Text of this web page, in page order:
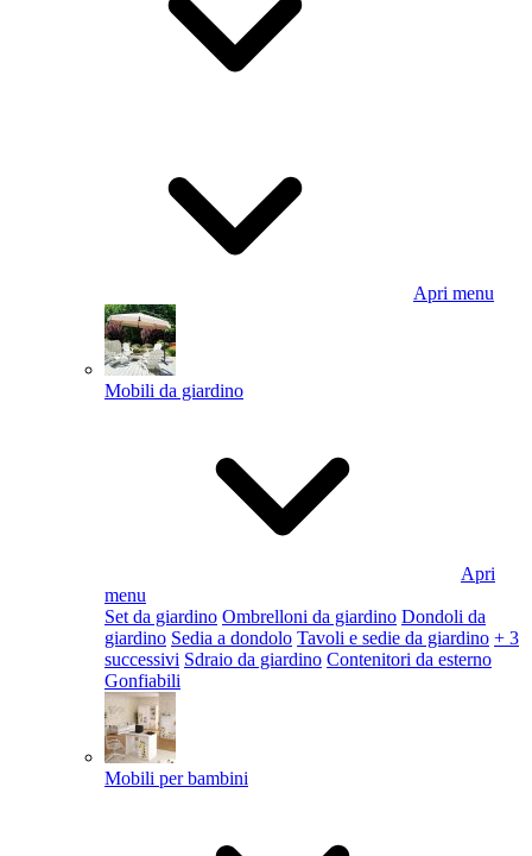
Apri menu
Mobili da giardino
Apri
menu
Set da giardino Ombrelloni da giardino Dondoli da
giardino Sedia a dondolo Tavoli e sedie da giardino + 3
successivi Sdraio da giardino Contenitori da esterno
Gonfiabili
Mobili per bambini